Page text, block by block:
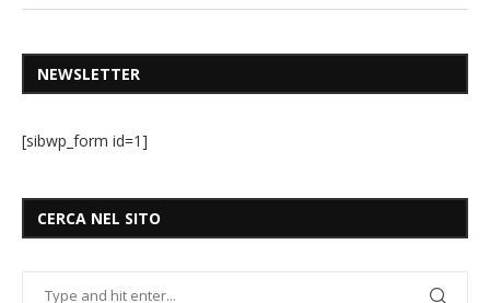
NEWSLETTER
[sibwp_form id=1]
CERCA NEL SITO